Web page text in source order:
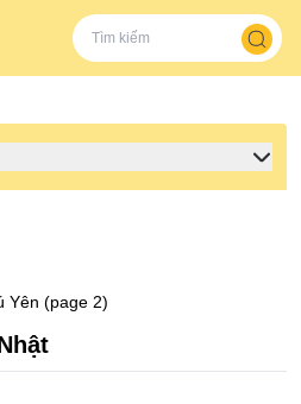
Yên (page 2)